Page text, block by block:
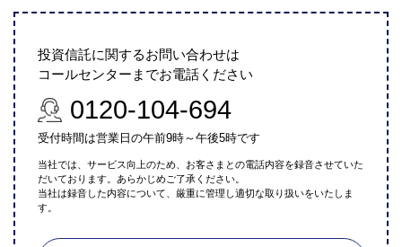
投資信託に関するお問い合わせは
コールセンターまでお電話ください
0120-104-694
受付時間は営業日の午前9時～午後5時です
当社では、サービス向上のため、お客さまとの電話内容を録音させていた
だいております。あらかじめご了承ください。
当社は録音した内容について、厳重に管理し適切な取り扱いをいたしま
す。